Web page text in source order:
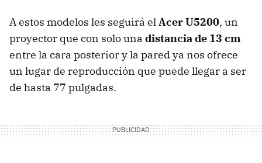
A estos modelos les seguirá elAcer U5200, un
proyector que con solo una distancia de 13 cm
entre la cara posterior y la pared ya nos ofrece
un lugar de reproducción que puede llegar a ser
de hasta 77 pulgadas.